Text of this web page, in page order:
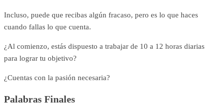
Incluso, puede que recibas algún fracaso, pero es lo que haces
cuando fallas lo que cuenta.
¿Al comienzo, estás dispuesto a trabajar de 10 a 12 horas diarias
para lograr tu objetivo?
¿Cuentas con la pasión necesaria?
Palabras Finales